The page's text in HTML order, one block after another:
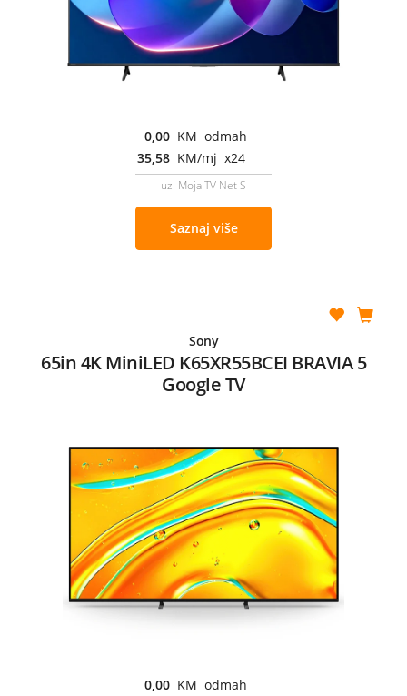
0,00 KM odmah
35,58 KM/mj x24
uz Moja TV Net S
Saznaj više
Sony
65in 4K MiniLED K65XR55BCEI BRAVIA 5
Google TV
0,00 KM odmah